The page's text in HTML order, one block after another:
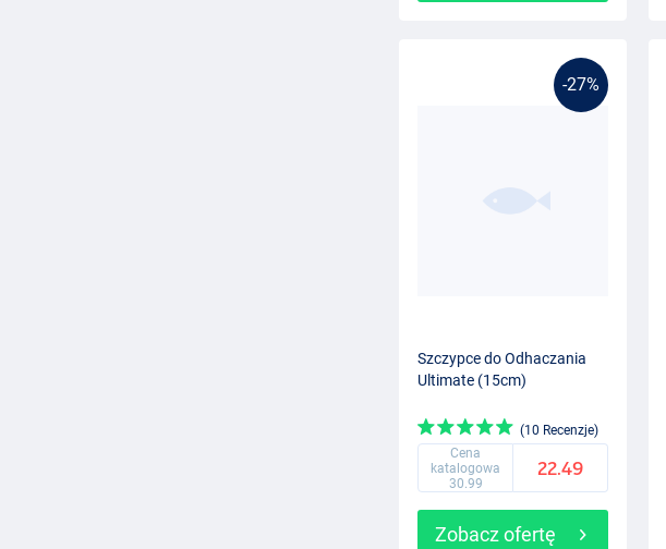
-27%
Szczypce do Odhaczania
Ultimate (15cm)
(10 Recenzje)
Cena
katalogowa
30.99
22.49
Zobacz ofertę